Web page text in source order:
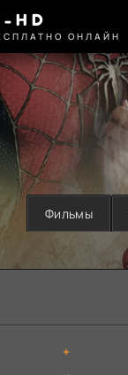
HD
ОНЛАЙН
Фильмы
+